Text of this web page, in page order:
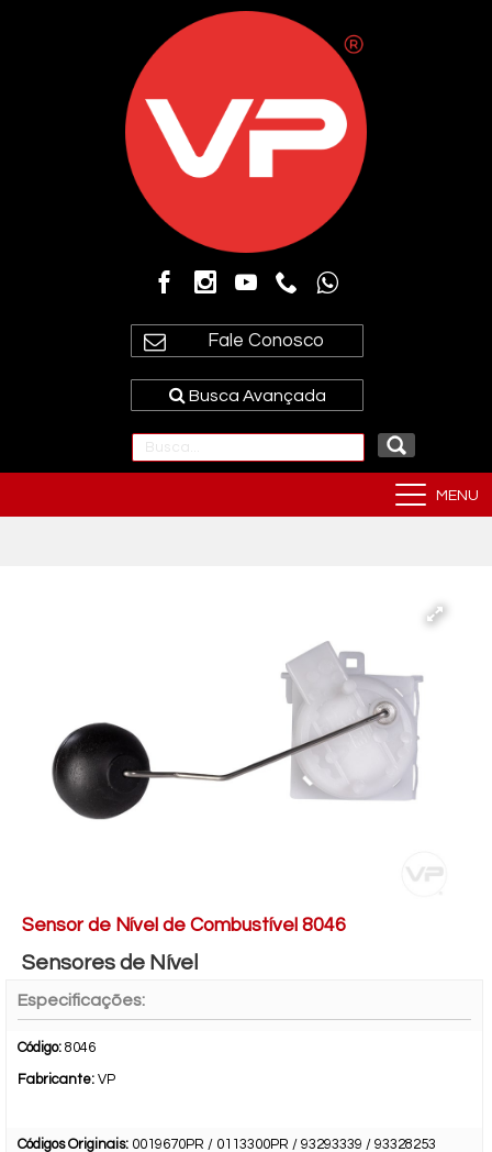
Fale Conosco
Busca Avançada
MENU
Sensor de Nível de Combustível 8046
Sensores de Nível
Especificações:
Código: 8046
Fabricante: VP
Códigos Originais: 0019670PR / 0113300PR / 93293339 / 93328253